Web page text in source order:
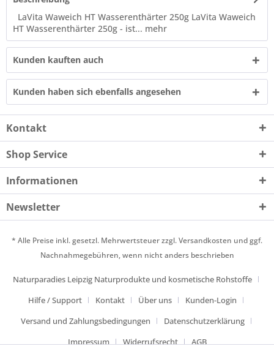
LaVita Waweich HT Wasserenthärter 250g LaVita Waweich
HT Wasserenthärter 250g - ist... mehr
Kunden kauften auch
Kunden haben sich ebenfalls angesehen
Kontakt
Shop Service
Informationen
Newsletter
* Alle Preise inkl. gesetzl. Mehrwertsteuer zzgl.Versandkosten und ggf.
Nachnahmegebühren, wenn nicht anders beschrieben
Naturparadies Leipzig Naturprodukte und kosmetische Rohstoffe
Hilfe / Support
Kontakt Über uns
Kunden-Login
Versand und Zahlungsbedingungen
Datenschutzerklärung
Impressum
Widerrufsrecht AGB